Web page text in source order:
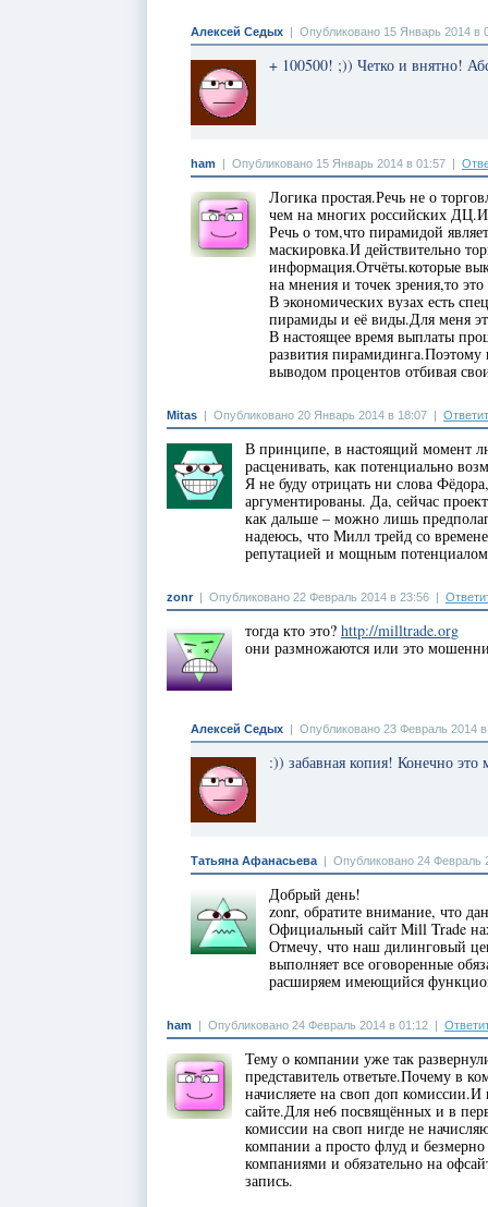
Алексей Седых Опубликовано 15 Январь 2014 в
+ 100500! ;)) Четко и внятно!
ham Опубликовано 15 Январь 2014 в 01:57
Логика простая.Речь не о
чем на многих российских ДЦ.И
Речь о том,что пирамидой
маскировка.И действительно
информация.Отчёты.которые
на мнения и точек зрения,то
В экономических вузах есть
пирамиды и её виды.Для меня
В настоящее время выплаты
развития
выводом процентов отбивая
Mitas Опубликовано 20 Январь 2014 в 18:07
В принципе, в настоящий момент
расценивать, как потенциально
Я не буду отрицать ни слова
аргументированы. Да, сейчас
как дальше – можно лишь
надеюсь, что Милл трейд со
репутацией и мощным
zonr| Опубликовано 22 Февраль 2014 в 23:56
тогда кто это? http://milltrade.org
они размножаются или это
Алексей Седых Опубликовано 23 Февраль 2014
:)) забавная копия! Конечно
Татьяна Афанасьева Опубликовано 24 Февраль
Добрый день!
zonr, обратите внимание, что
Официальный сайт Mill Trade
Отмечу, что наш дилинговый
выполняет все оговоренные
расширяем имеющийся
ham Опубликовано 24 Февраль 2014 в 01:12
Тему о компании уже так
представитель ответьте.Почему в
начисляете на своп доп
сайте.Для не6 посвящённых и в
комиссии на своп нигде не
компании а просто флуд и
компаниями и обязательно на
запись.